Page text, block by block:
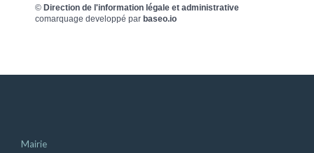
© Direction de l'information légale et administrative
comarquage developpé par baseo.io
Mairie